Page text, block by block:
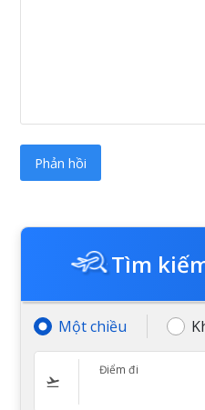
Tìm
Một chiều
Điểm đi